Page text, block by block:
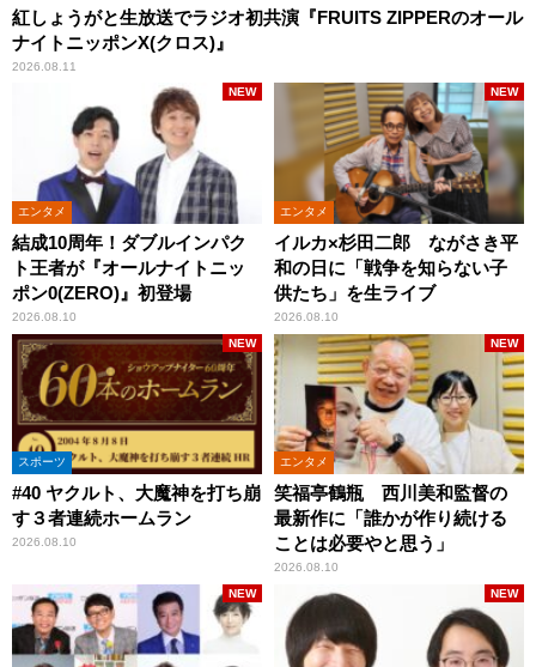
紅しょうがと生放送でラジオ初共演『FRUITS ZIPPERのオール
ナイトニッポンX(クロス)』
2026.08.11
エンタメ
結成10周年！ダブルインパク
ト王者が『オールナイトニッ
ポン0(ZERO)』初登場
2026.08.10
NEW
エンタメ
イルカ×杉田二郎 ながさき平
和の日に「戦争を知らない子
供たち」を生ライブ
2026.08.10
NEW
スポーツ
#40 ヤクルト、大魔神を打ち崩
す３者連続ホームラン
2026.08.10
NEW
エンタメ
笑福亭鶴瓶 西川美和監督の
最新作に「誰かが作り続ける
ことは必要やと思う」
2026.08.10
NEW
NEW NEW